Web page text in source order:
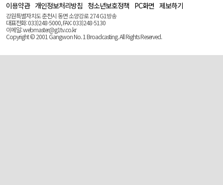
이용약관 개인정보처리방침 청소년보호정책 PC화면 제보하기
강원특별자치도 춘천시 동면 소양강로 274 G1방송
대표전화: 033)248-5000, FAX: 033)248-5130
이메일: webmaster@g1tv.co.kr
Copyright © 2001 Gangwon No. 1 Broadcasting. All Rights Reserved.